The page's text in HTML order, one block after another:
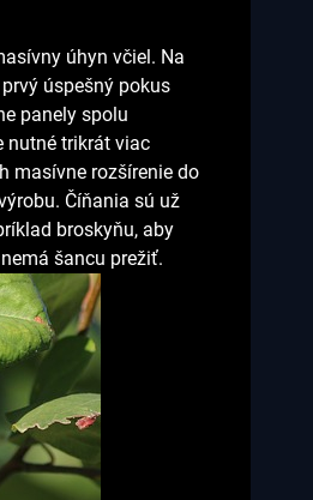
úhyn včiel. Na
úspešný pokus
panely spolu
nutné trikrát viac
masívne rozšírenie do
Číňania sú už
broskyňu, aby
šancu prežiť.